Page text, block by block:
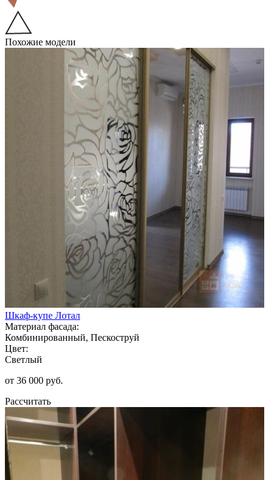
Похожие модели
Шкаф-купе Лотал
Материал фасада:
Комбинированный, Пескоструй
Цвет:
Светлый
от 36 000 руб.
Рассчитать